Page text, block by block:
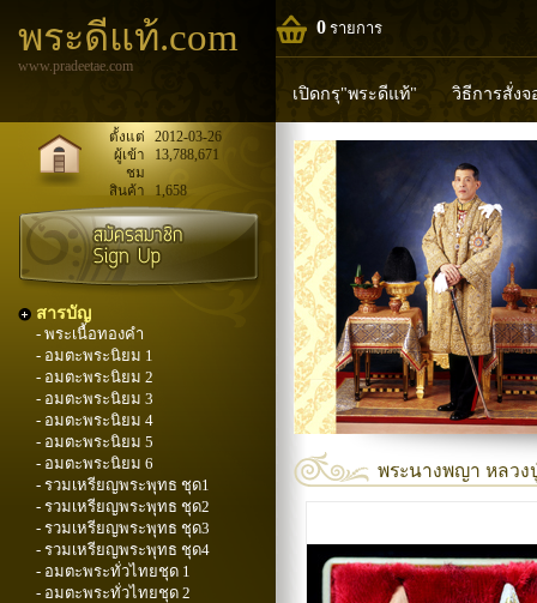
พระดีแท้.com
www.pradeetae.com
0 รายการ
เปิดกรุ"พระดีแท้" วิธีการสั่งจ
หลวงพ่อทวด หลวงปู่ทิม
พระพุทธวิริยากร
ตั้งแต่
2012-03-26
ผู้เข้า
ชม
13,788,671
สินค้า 1,658
สารบัญ
- พระเนื้อทองคำ
- อมตะพระนิยม 1
- อมตะพระนิยม 2
- อมตะพระนิยม 3
- อมตะพระนิยม 4
- อมตะพระนิยม 5
- อมตะพระนิยม 6
- รวมเหรียญพระพุทธ ชุด1
- รวมเหรียญพระพุทธ ชุด2
- รวมเหรียญพระพุทธ ชุด3
- รวมเหรียญพระพุทธ ชุด4
- อมตะพระทั่วไทยชุด 1
- อมตะพระทั่วไทยชุด 2
พระนางพญา หลวง